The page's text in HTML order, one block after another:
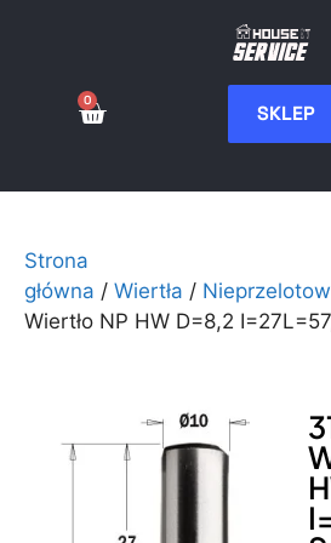
SKLEP
0
Strona
główna / Wiertła /
Wiertło NP HW D=8,2